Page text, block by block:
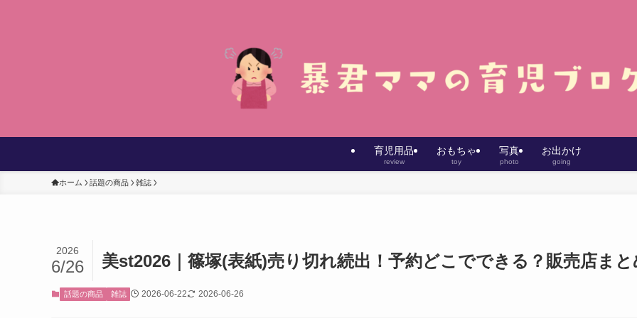
育児用品
review
おもちゃ
toy
写真
photo
お出かけ
going
ホーム 話題の商品 雑誌
美st2026｜篠塚(表紙)売り切れ続出！予約どこでできる？販売店まと
2026
6/26
話題の商品 雑誌 2026-06-22 2026-06-26